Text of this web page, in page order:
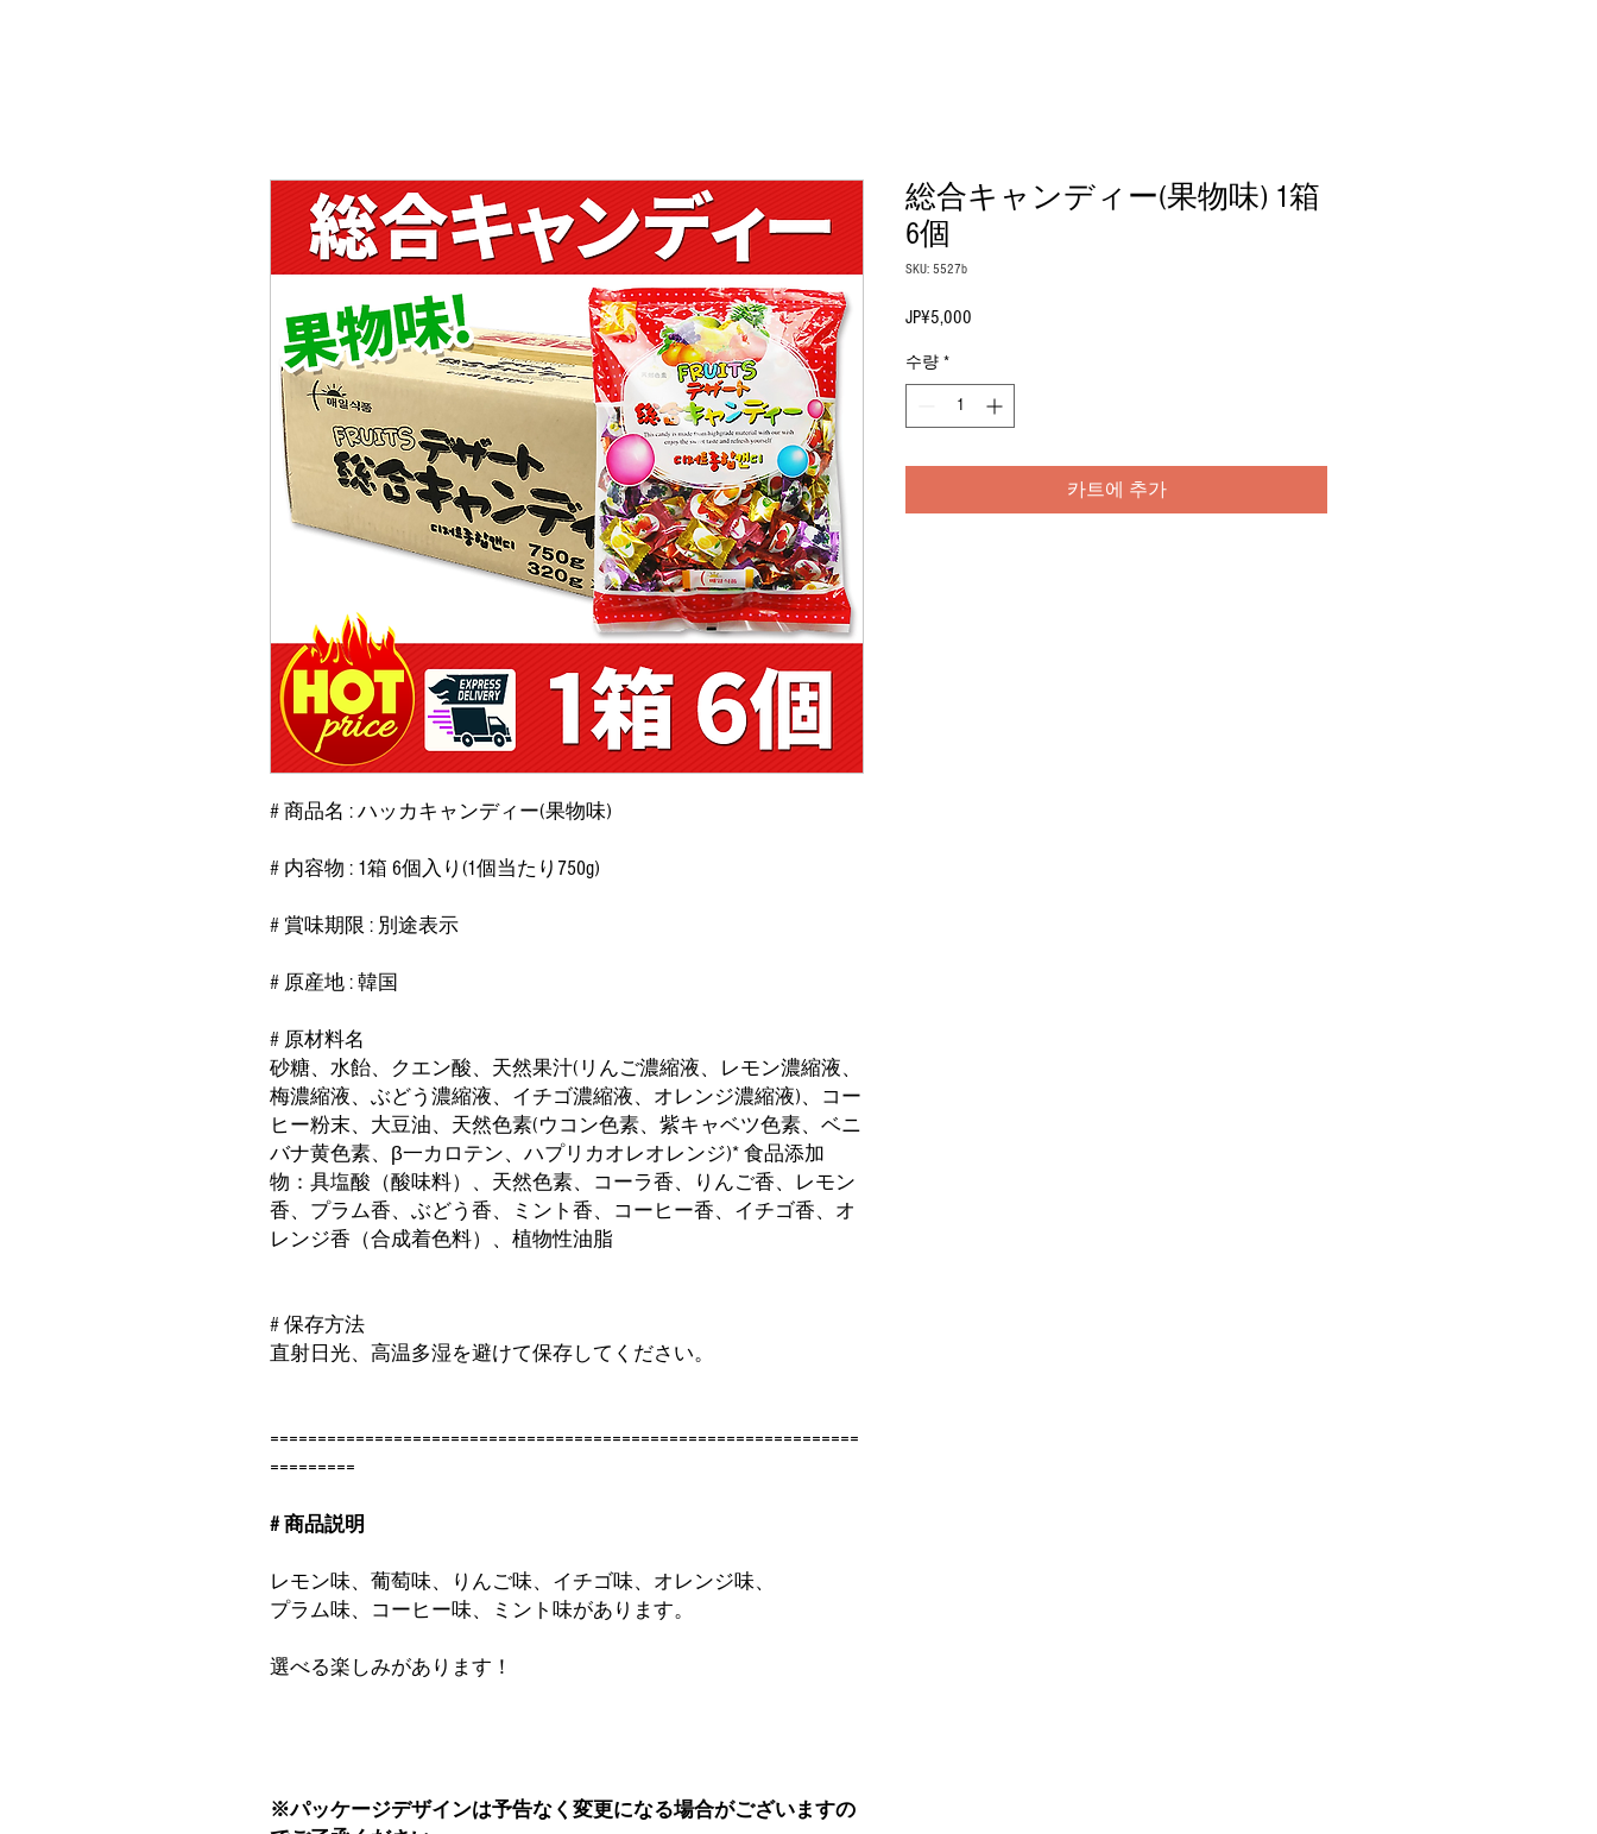
# 商品名 : ハッカキャンディー(果物味)
# 内容物 : 1箱 6個入り(1個当たり750g)
# 賞味期限 : 別途表示
# 原産地 : 韓国
# 原材料名
砂糖、水飴、クエン酸、天然果汁(リんご濃縮液、レモン濃縮液、
梅濃縮液、ぶどう濃縮液、イチゴ濃縮液、オレンジ濃縮液)、コー
ヒー粉末、大豆油、天然色素(ウコン色素、紫キャベツ色素、ベニ
バナ黄色素、β一カロテン、ハプリカオレオレンジ)* 食品添加
物：具塩酸（酸味料）、天然色素、コーラ香、りんご香、レモン
香、プラム香、ぶどう香、ミント香、コーヒー香、イチゴ香、オ
レンジ香（合成着色料）、植物性油脂
# 保存方法
直射日光、高温多湿を避けて保存してください。
==============================================================
=========
# 商品説明
レモン味、葡萄味、りんご味、イチゴ味、オレンジ味、
プラム味、コーヒー味、ミント味があります。
選べる楽しみがあります！
※パッケージデザインは予告なく変更になる場合がございますの
総合キャンディー(果物味) 1箱
6個
SKU: 5527b
JP¥5,000
수량 *
카트에 추가